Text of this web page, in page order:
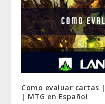
Como evaluar cartas
| MTG en Español